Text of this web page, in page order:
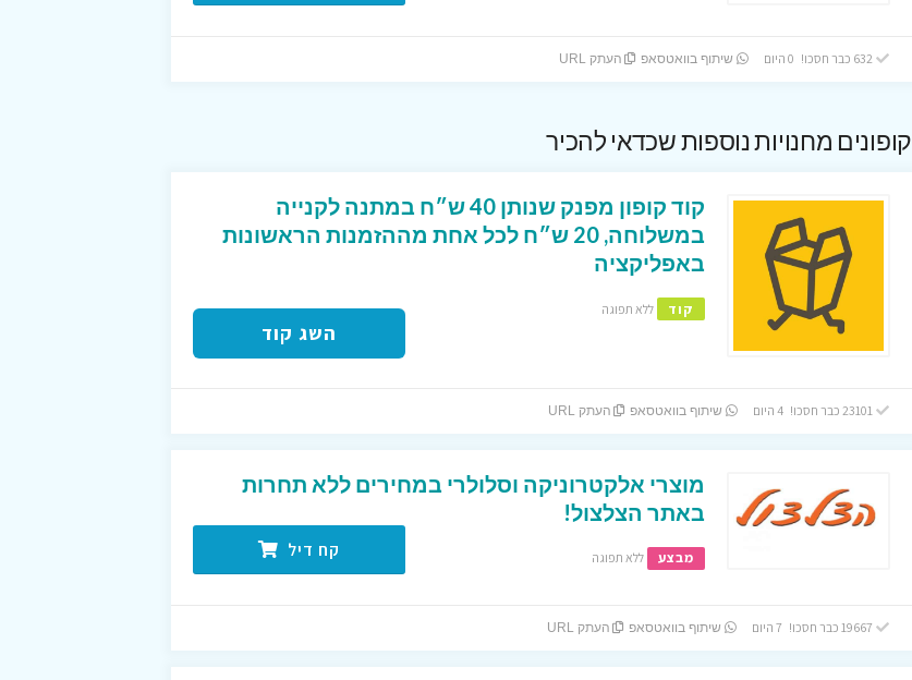
632 כבר חסכו! 0 היום שיתוף בוואטסאפ העתק URL
קופונים מחנויות נוספות שכדאי להכיר
קוד קופון מפנק שנותן 40 ש״ח במתנה לקנייה
במשלוחה, 20 ש״ח לכל אחת מההזמנות הראשונות
באפליקציה
קוד ללא תפוגה
השג קוד
23101 כבר חסכו! 4 היום שיתוף בוואטסאפ העתק URL
מוצרי אלקטרוניקה וסלולרי במחירים ללא תחרות
באתר הצלצול!
מבצע ללא תפוגה קח דיל
שיתוף בוואטסאפ העתק URL